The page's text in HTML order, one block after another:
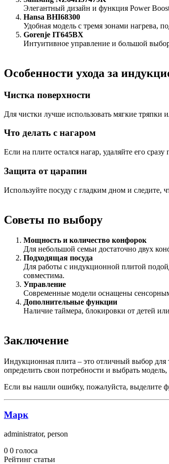
Элегантный дизайн и функция Power
Hansa BHI68300
Удобная модель с тремя зонами нагрева,
Gorenje IT645BX
Интуитивное управление и большой
Особенности ухода за
Чистка поверхности
Для чистки лучше использовать мягкие тряпки
Что делать с нагаром
Если на плите остался нагар, удаляйте его
Защита от царапин
Используйте посуду с гладким дном и
Советы по выбору
Мощность и количество конфорок
Для небольшой семьи достаточно двух
Подходящая посуда
Для работы с индукционной плитой
совместима.
Управление
Современные модели оснащены
Дополнительные функции
Наличие таймера, блокировки от детей
Заключение
Индукционная плита – это отличный выбор для
определить свои потребности и выбрать
Если вы нашли ошибку, пожалуйста, выделите
Марк
administrator, person
0 0 голоса
Рейтинг статьи